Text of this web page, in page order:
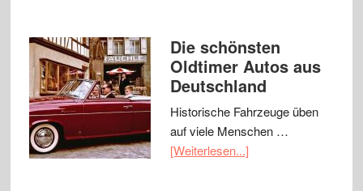
Die schönsten
Oldtimer Autos aus
Deutschland
Historische Fahrzeuge üben
auf viele Menschen …
[Weiterlesen...]